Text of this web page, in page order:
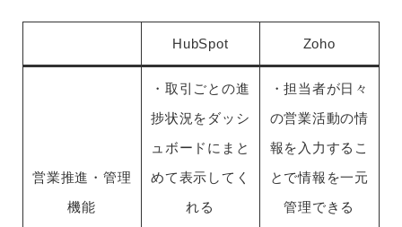
HubSpot Zoho
営業推進・管理
機能
・取引ごとの進
捗状況をダッシ
ュボードにまと
めて表示してく
れる
・担当者が日々
の営業活動の情
報を入力するこ
とで情報を一元
管理できる